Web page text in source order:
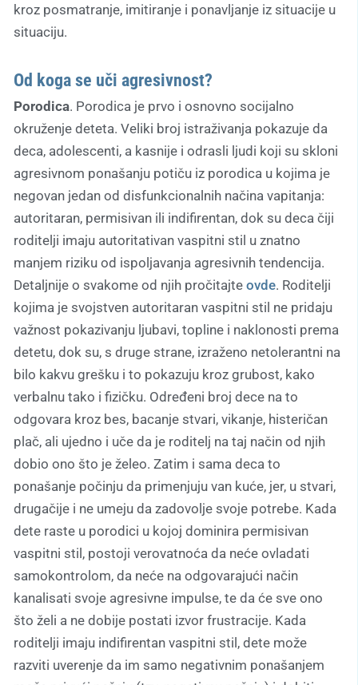
kroz posmatranje, imitiranje i ponavljanje iz situacije u
situaciju.
Od koga se uči agresivnost?
Porodica. Porodica je prvo i osnovno socijalno
okruženje deteta. Veliki broj istraživanja pokazuje da
deca, adolescenti, a kasnije i odrasli ljudi koji su skloni
agresivnom ponašanju potiču iz porodica u kojima je
negovan jedan od disfunkcionalnih načina vapitanja:
autoritaran, permisivan ili indifirentan, dok su deca čiji
roditelji imaju autoritativan vaspitni stil u znatno
manjem riziku od ispoljavanja agresivnih tendencija.
Detaljnije o svakome od njih pročitajte ovde. Roditelji
kojima je svojstven autoritaran vaspitni stil ne pridaju
važnost pokazivanju ljubavi, topline i naklonosti prema
detetu, dok su, s druge strane, izraženo netolerantni na
bilo kakvu grešku i to pokazuju kroz grubost, kako
verbalnu tako i fizičku. Određeni broj dece na to
odgovara kroz bes, bacanje stvari, vikanje, histeričan
plač, ali ujedno i uče da je roditelj na taj način od njih
dobio ono što je želeo. Zatim i sama deca to
ponašanje počinju da primenjuju van kuće, jer, u stvari,
drugačije i ne umeju da zadovolje svoje potrebe. Kada
dete raste u porodici u kojoj dominira permisivan
vaspitni stil, postoji verovatnoća da neće ovladati
samokontrolom, da neće na odgovarajući način
kanalisati svoje agresivne impulse, te da će sve ono
što želi a ne dobije postati izvor frustracije. Kada
roditelji imaju indifirentan vaspitni stil, dete može
razviti uverenje da im samo negativnim ponašanjem